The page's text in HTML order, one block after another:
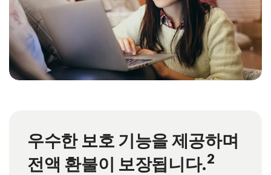
우수한 보호 기능을 제공하며
전액 환불이 보장됩니다.2